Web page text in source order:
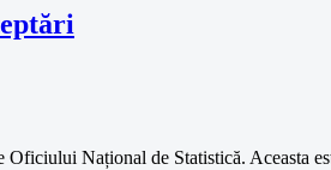
Oficiului Național de Statistică. Aceasta